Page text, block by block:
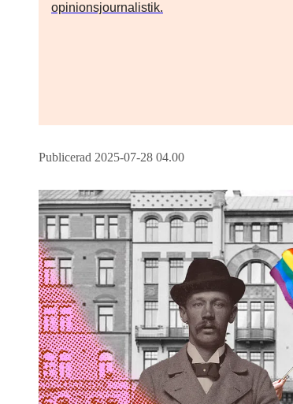
opinionsjournalistik.
Publicerad 2025-07-28 04.00